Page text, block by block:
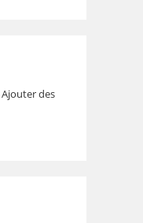
Ajouter des